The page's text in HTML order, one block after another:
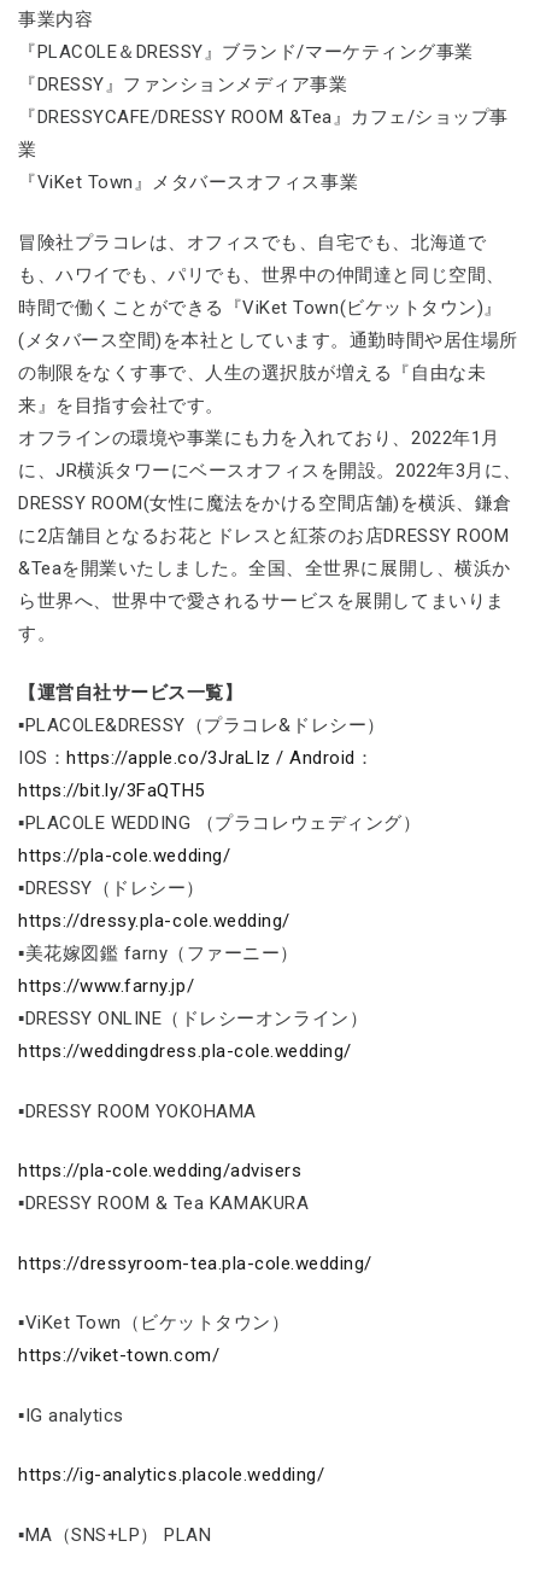
事業内容
『PLACOLE＆DRESSY』ブランド/マーケティング事業
『DRESSY』ファンションメディア事業
『DRESSYCAFE/DRESSY ROOM &Tea』カフェ/ショップ事
業
『ViKet Town』メタバースオフィス事業
冒険社プラコレは、オフィスでも、自宅でも、北海道で
も、ハワイでも、パリでも、世界中の仲間達と同じ空間、
時間で働くことができる『ViKet Town(ビケットタウン)』
(メタバース空間)を本社としています。通勤時間や居住場所
の制限をなくす事で、人生の選択肢が増える『自由な未
来』を目指す会社です。
オフラインの環境や事業にも力を入れており、2022年1月
に、JR横浜タワーにベースオフィスを開設。2022年3月に、
DRESSY ROOM(女性に魔法をかける空間店舗)を横浜、鎌倉
に2店舗目となるお花とドレスと紅茶のお店DRESSY ROOM
&Teaを開業いたしました。全国、全世界に展開し、横浜か
ら世界へ、世界中で愛されるサービスを展開してまいりま
す。
【運営自社サービス一覧】
▪PLACOLE&DRESSY（プラコレ&ドレシー）
IOS： https://apple.co/3JraLIz / Android ：
https://bit.ly/3FaQTH5
▪PLACOLE WEDDING （プラコレウェディング）
https://pla-cole.wedding/
▪DRESSY（ドレシー）
https://dressy.pla-cole.wedding/
▪美花嫁図鑑 farny（ファーニー）
https://www.farny.jp/
▪DRESSY ONLINE（ドレシーオンライン）
https://weddingdress.pla-cole.wedding/
▪DRESSY ROOM YOKOHAMA
https://pla-cole.wedding/advisers
▪DRESSY ROOM & Tea KAMAKURA
https://dressyroom-tea.pla-cole.wedding/
▪ViKet Town（ビケットタウン）
https://viket-town.com/
▪IG analytics
https://ig-analytics.placole.wedding/
▪MA（SNS+LP） PLAN